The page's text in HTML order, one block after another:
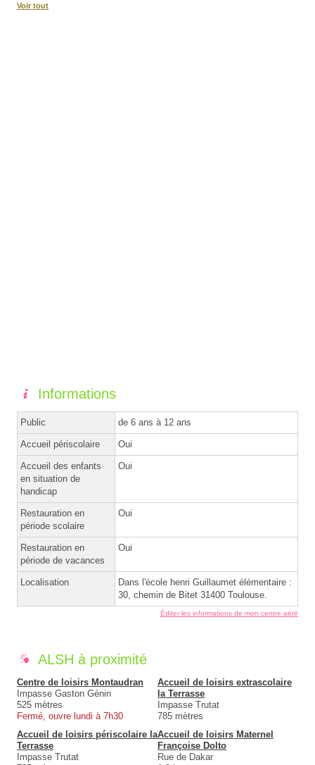
Voir tout
Informations
Public de 6 ans à 12 ans
Accueil périscolaire Oui
Accueil des enfants
en situation de
handicap
Oui
Restauration en
période scolaire
Oui
Restauration en
période de vacances
Oui
Localisation
Dans l'école henri Guillaumet élémentaire :
30, chemin de Bitet 31400 Toulouse.
Éditer les informations de mon centre aéré
ALSH à proximité
Centre de loisirs Montaudran
Impasse Gaston Génin
525 mètres
Fermé, ouvre lundi à 7h30
Accueil de loisirs extrascolaire
la Terrasse
Impasse Trutat
785 mètres
Accueil de loisirs périscolaire la
Terrasse
Impasse Trutat
Accueil de loisirs Maternel
Françoise Dolto
Rue de Dakar